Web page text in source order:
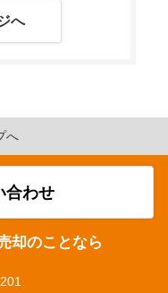
へ
へ
合わせ
却のことなら